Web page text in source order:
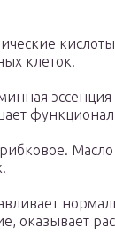
клеток.
оказывает